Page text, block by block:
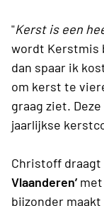
"Kerst is een
wordt Kerstmis
dan spaar ik
om kerst te
graag ziet.
jaarlijkse
Christoff
Vlaanderen’
bijzonder